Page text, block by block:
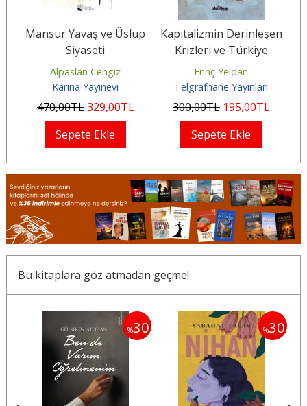
Mansur Yavaş ve Üslup
Siyaseti
Alpaslan Cengiz
Karina Yayınevi
470,00TL329,00TL
Sepete Ekle
Kapitalizmin Derinleşen
Krizleri ve Türkiye
Erinç Yeldan
Telgrafhane Yayınları
300,00TL195,00TL
Sepete Ekle
Bu kitaplara göz atmadan geçme!
%30 %30